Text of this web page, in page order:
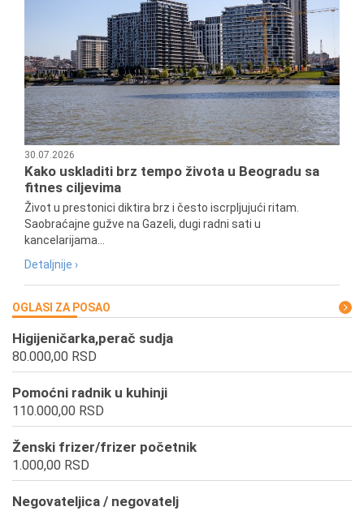
30.07.2026
Kako uskladiti brz tempo života u Beogradu sa
fitnes ciljevima
Život u prestonici diktira brz i često iscrpljujući ritam.
Saobraćajne gužve na Gazeli, dugi radni sati u
kancelarijama...
Detaljnije ›
OGLASI ZA POSAO
Higijeničarka,perač sudja
80.000,00 RSD
Pomoćni radnik u kuhinji
110.000,00 RSD
Ženski frizer/frizer početnik
1.000,00 RSD
Negovateljica / negovatelj